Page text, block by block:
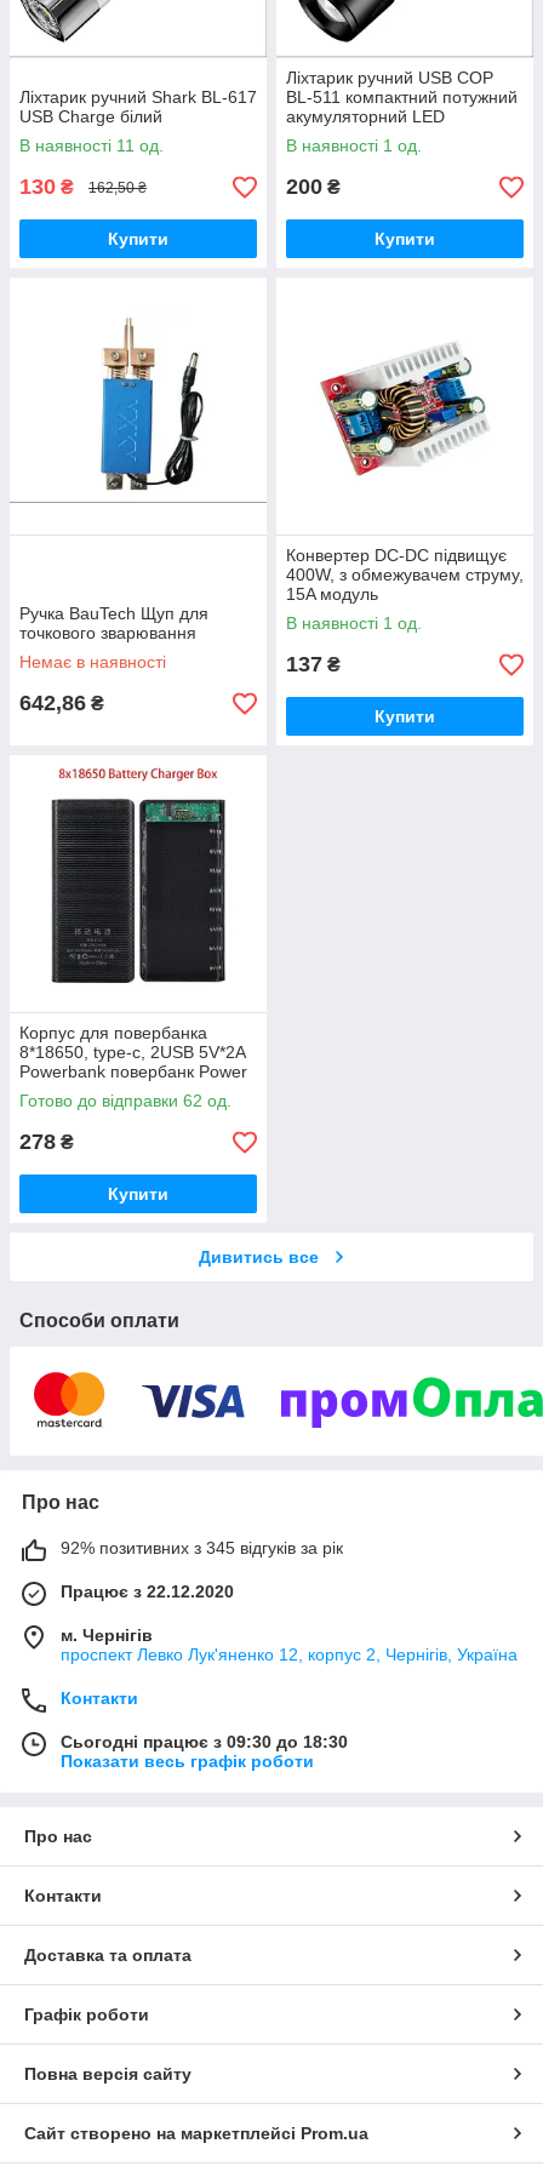
Ліхтарик ручний Shark BL-617
USB Charge білий
В наявності 11 од.
130 ₴ 162,50 ₴
Купити
Ліхтарик ручний USB COP
BL-511 компактний потужний
акумуляторний LED
В наявності 1 од.
200 ₴
Купити
Ручка BauTech Щуп для
точкового зварювання
Немає в наявності
642,86 ₴
Конвертер DC-DC підвищує
400W, з обмежувачем струму,
15A модуль
В наявності 1 од.
137 ₴
Купити
Корпус для повербанка
8*18650, type-c, 2USB 5V*2A
Powerbank повербанк Power
Bank відсік
Готово до відправки 62 од.
278 ₴
Купити
Дивитись все
Способи оплати
Про нас
92% позитивних з 345 відгуків за рік
Працює з 22.12.2020
м. Чернігів
проспект Левко Лук'яненко 12, корпус 2, Чернігів, Україна
Контакти
Сьогодні працює з 09:30 до 18:30
Показати весь графік роботи
Про нас
Контакти
Доставка та оплата
Графік роботи
Повна версія сайту
Сайт створено на маркетплейсі Prom.ua